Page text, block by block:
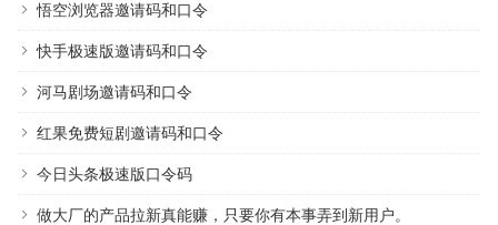
悟空浏览器邀请码和口令
快手极速版邀请码和口令
河马剧场邀请码和口令
红果免费短剧邀请码和口令
今日头条极速版口令码
做大厂的产品拉新真能赚，只要你有本事弄到新用户。